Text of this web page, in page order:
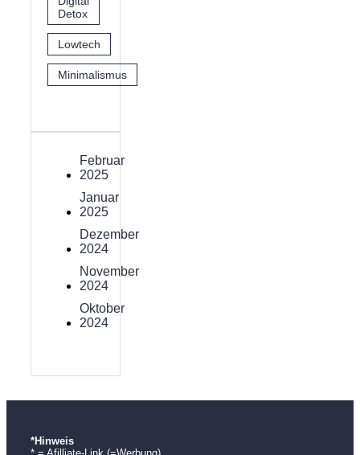
Detox
Lowtech
Minimalismus
Februar
2025
Januar
2025
Dezember
2024
November
2024
Oktober
2024
*Hinweis